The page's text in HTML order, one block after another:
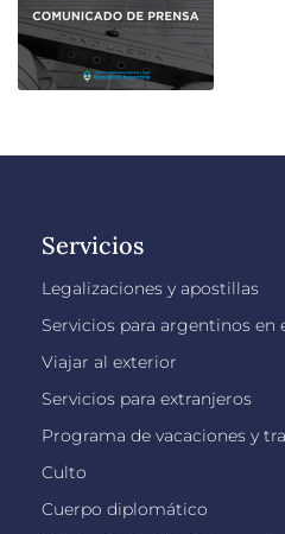
Servicios
Legalizaciones y apostillas
Servicios para argentinos en
Viajar al exterior
Servicios para extranjeros
Programa de vacaciones y
Culto
Cuerpo diplomático